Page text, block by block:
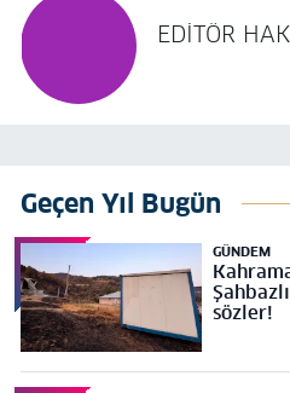
EDITÖR
Geçen Yıl Bugün
GÜNDEM
sözler!